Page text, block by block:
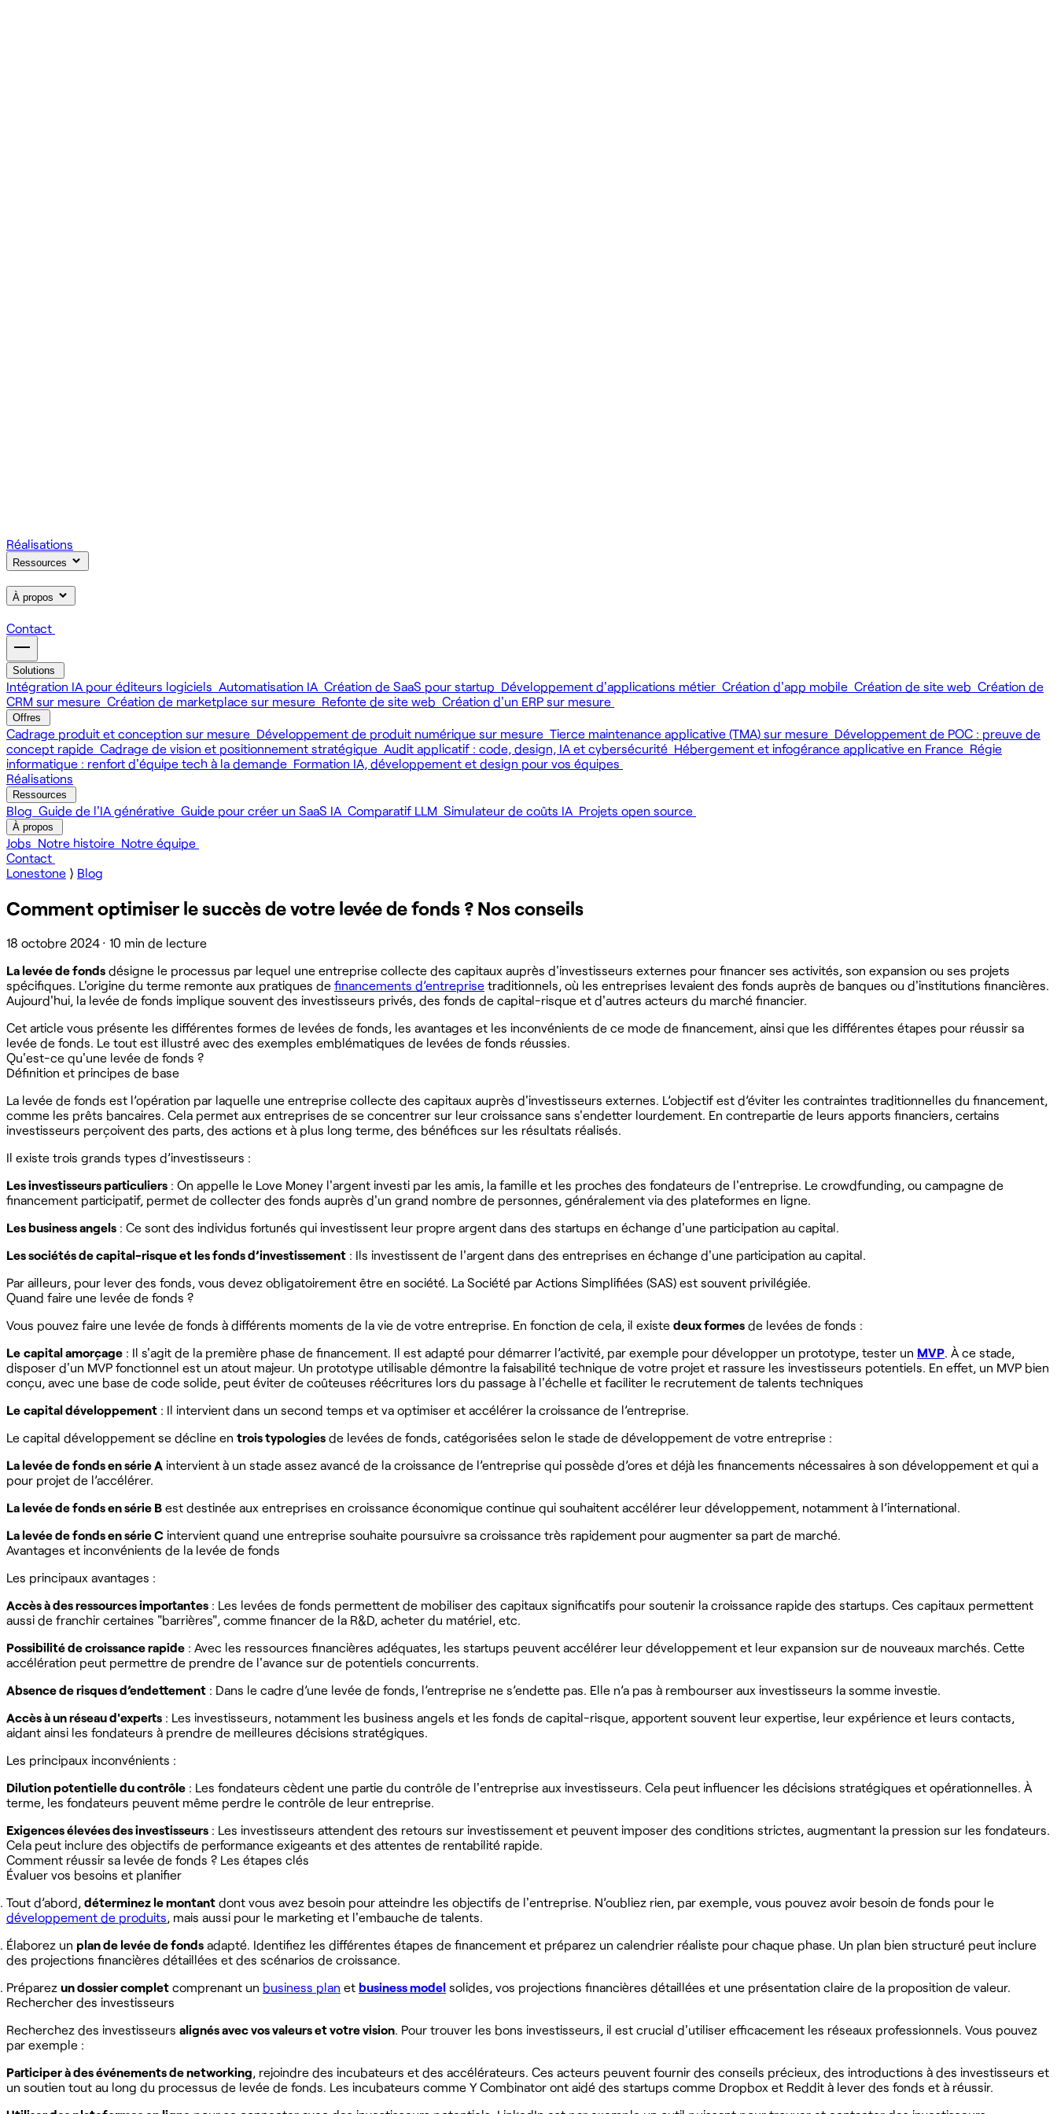
Réalisations
Ressources
À propos
Contact
Solutions
Intégration IA pour éditeurs logiciels Automatisation IA Création de SaaS pour startup Développement d'applications métier Création d'app mobile Création de site web Création de
CRM sur mesure Création de marketplace sur mesure Refonte de site web Création d'un ERP sur mesure
Offres
Cadrage produit et conception sur mesure Développement de produit numérique sur mesure Tierce maintenance applicative (TMA) sur mesure Développement de POC : preuve de
concept rapide Cadrage de vision et positionnement stratégique Audit applicatif : code, design, IA et cybersécurité Hébergement et infogérance applicative en France Régie
informatique : renfort d'équipe tech à la demande Formation IA, développement et design pour vos équipes
Réalisations
Ressources
Blog Guide de l'IA générative Guide pour créer un SaaS IA Comparatif LLM Simulateur de coûts IA Projets open source
À propos
Jobs Notre histoire Notre équipe
Contact
Lonestone ⟩ Blog
Comment optimiser le succès de votre levée de fonds ? Nos conseils
18 octobre 2024 · 10 min de lecture
La levée de fonds désigne le processus par lequel une entreprise collecte des capitaux auprès d'investisseurs externes pour financer ses activités, son expansion ou ses projets
spécifiques. L'origine du terme remonte aux pratiques de financements d’entreprise traditionnels, où les entreprises levaient des fonds auprès de banques ou d'institutions financières.
Aujourd'hui, la levée de fonds implique souvent des investisseurs privés, des fonds de capital-risque et d'autres acteurs du marché financier.
Cet article vous présente les différentes formes de levées de fonds, les avantages et les inconvénients de ce mode de financement, ainsi que les différentes étapes pour réussir sa
levée de fonds. Le tout est illustré avec des exemples emblématiques de levées de fonds réussies.
Qu'est-ce qu'une levée de fonds ?
Définition et principes de base
La levée de fonds est l’opération par laquelle une entreprise collecte des capitaux auprès d'investisseurs externes. L’objectif est d’éviter les contraintes traditionnelles du financement,
comme les prêts bancaires. Cela permet aux entreprises de se concentrer sur leur croissance sans s'endetter lourdement. En contrepartie de leurs apports financiers, certains
investisseurs perçoivent des parts, des actions et à plus long terme, des bénéfices sur les résultats réalisés.
Il existe trois grands types d’investisseurs :
Les investisseurs particuliers : On appelle le Love Money l'argent investi par les amis, la famille et les proches des fondateurs de l'entreprise. Le crowdfunding, ou campagne de
financement participatif, permet de collecter des fonds auprès d'un grand nombre de personnes, généralement via des plateformes en ligne.
Les business angels : Ce sont des individus fortunés qui investissent leur propre argent dans des startups en échange d'une participation au capital.
Les sociétés de capital-risque et les fonds d’investissement : Ils investissent de l'argent dans des entreprises en échange d'une participation au capital.
Par ailleurs, pour lever des fonds, vous devez obligatoirement être en société. La Société par Actions Simplifiées (SAS) est souvent privilégiée.
Quand faire une levée de fonds ?
Vous pouvez faire une levée de fonds à différents moments de la vie de votre entreprise. En fonction de cela, il existe deux formes de levées de fonds :
Le capital amorçage : Il s'agit de la première phase de financement. Il est adapté pour démarrer l’activité, par exemple pour développer un prototype, tester un MVP. À ce stade,
disposer d'un MVP fonctionnel est un atout majeur. Un prototype utilisable démontre la faisabilité technique de votre projet et rassure les investisseurs potentiels. En effet, un MVP bien
conçu, avec une base de code solide, peut éviter de coûteuses réécritures lors du passage à l'échelle et faciliter le recrutement de talents techniques
Le capital développement : Il intervient dans un second temps et va optimiser et accélérer la croissance de l’entreprise.
Le capital développement se décline en trois typologies de levées de fonds, catégorisées selon le stade de développement de votre entreprise :
La levée de fonds en série A intervient à un stade assez avancé de la croissance de l’entreprise qui possède d’ores et déjà les financements nécessaires à son développement et qui a
pour projet de l’accélérer.
La levée de fonds en série B est destinée aux entreprises en croissance économique continue qui souhaitent accélérer leur développement, notamment à l’international.
La levée de fonds en série C intervient quand une entreprise souhaite poursuivre sa croissance très rapidement pour augmenter sa part de marché.
Avantages et inconvénients de la levée de fonds
Les principaux avantages :
Accès à des ressources importantes : Les levées de fonds permettent de mobiliser des capitaux significatifs pour soutenir la croissance rapide des startups. Ces capitaux permettent
aussi de franchir certaines "barrières", comme financer de la R&D, acheter du matériel, etc.
Possibilité de croissance rapide : Avec les ressources financières adéquates, les startups peuvent accélérer leur développement et leur expansion sur de nouveaux marchés. Cette
accélération peut permettre de prendre de l'avance sur de potentiels concurrents.
Absence de risques d’endettement : Dans le cadre d’une levée de fonds, l’entreprise ne s’endette pas. Elle n’a pas à rembourser aux investisseurs la somme investie.
Accès à un réseau d'experts : Les investisseurs, notamment les business angels et les fonds de capital-risque, apportent souvent leur expertise, leur expérience et leurs contacts,
aidant ainsi les fondateurs à prendre de meilleures décisions stratégiques.
Les principaux inconvénients :
Dilution potentielle du contrôle : Les fondateurs cèdent une partie du contrôle de l'entreprise aux investisseurs. Cela peut influencer les décisions stratégiques et opérationnelles. À
terme, les fondateurs peuvent même perdre le contrôle de leur entreprise.
Exigences élevées des investisseurs : Les investisseurs attendent des retours sur investissement et peuvent imposer des conditions strictes, augmentant la pression sur les fondateurs.
Cela peut inclure des objectifs de performance exigeants et des attentes de rentabilité rapide.
Comment réussir sa levée de fonds ? Les étapes clés
Évaluer vos besoins et planifier
Tout d’abord, déterminez le montant dont vous avez besoin pour atteindre les objectifs de l'entreprise. N’oubliez rien, par exemple, vous pouvez avoir besoin de fonds pour le
développement de produits, mais aussi pour le marketing et l'embauche de talents.
Élaborez un plan de levée de fonds adapté. Identifiez les différentes étapes de financement et préparez un calendrier réaliste pour chaque phase. Un plan bien structuré peut inclure
des projections financières détaillées et des scénarios de croissance.
Préparez un dossier complet comprenant un business plan et business model solides, vos projections financières détaillées et une présentation claire de la proposition de valeur.
Rechercher des investisseurs
Recherchez des investisseurs alignés avec vos valeurs et votre vision. Pour trouver les bons investisseurs, il est crucial d'utiliser efficacement les réseaux professionnels. Vous pouvez
par exemple :
Participer à des événements de networking, rejoindre des incubateurs et des accélérateurs. Ces acteurs peuvent fournir des conseils précieux, des introductions à des investisseurs et
un soutien tout au long du processus de levée de fonds. Les incubateurs comme Y Combinator ont aidé des startups comme Dropbox et Reddit à lever des fonds et à réussir.